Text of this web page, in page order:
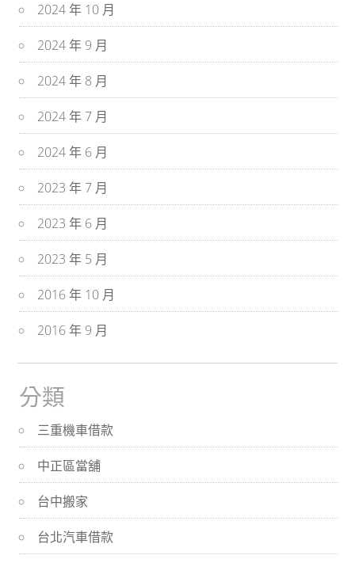
2024 年 10 月
2024 年 9 月
2024 年 8 月
2024 年 7 月
2024 年 6 月
2023 年 7 月
2023 年 6 月
2023 年 5 月
2016 年 10 月
2016 年 9 月
分類
三重機車借款
中正區當舖
台中搬家
台北汽車借款